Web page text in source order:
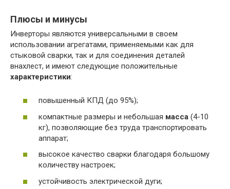
Плюсы и минусы
Инверторы являются универсальными в своем
использовании агрегатами, применяемыми как для
стыковой сварки, так и для соединения деталей
внахлест, и имеют следующие положительные
характеристики:
повышенный КПД (до 95%);
компактные размеры и небольшая масса (4-10
кг), позволяющие без труда транспортировать
аппарат;
высокое качество сварки благодаря большому
количеству настроек;
устойчивость электрической дуги;